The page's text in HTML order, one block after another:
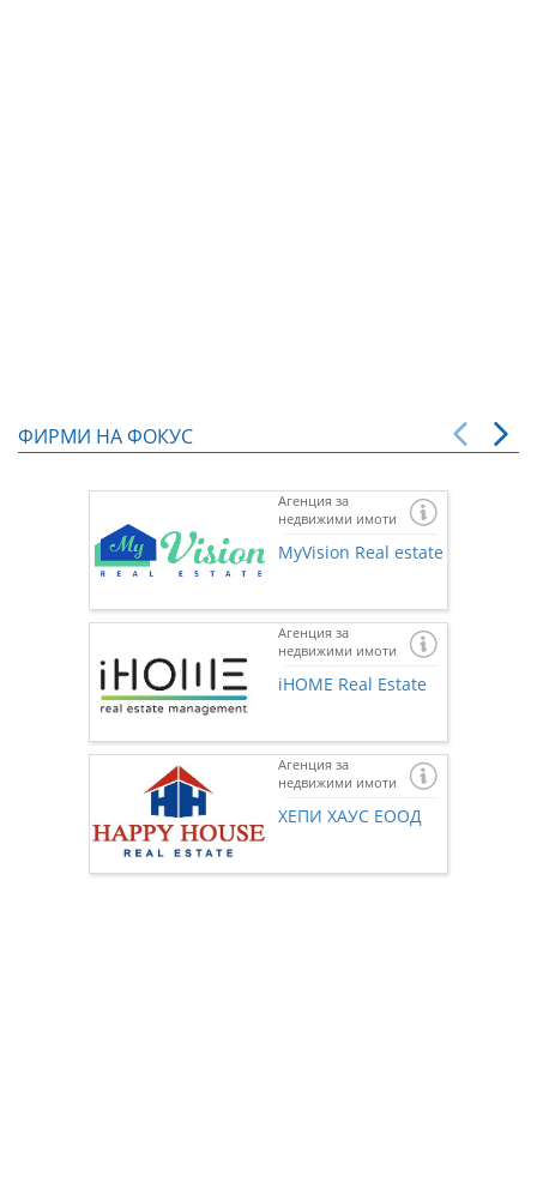
ФИРМИ НА ФОКУС
Агенция за
недвижими имоти
MyVision Real estate
Агенция за
недвижими имоти
iHOME Real Estate
Агенция за
недвижими имоти
ХЕПИ ХАУС ЕООД